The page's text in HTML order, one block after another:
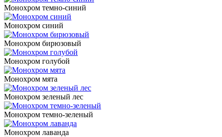
Монохром темно-синий
Монохром синий
Монохром бирюзовый
Монохром голубой
Монохром мята
Монохром зеленый лес
Монохром темно-зеленый
Монохром лаванда